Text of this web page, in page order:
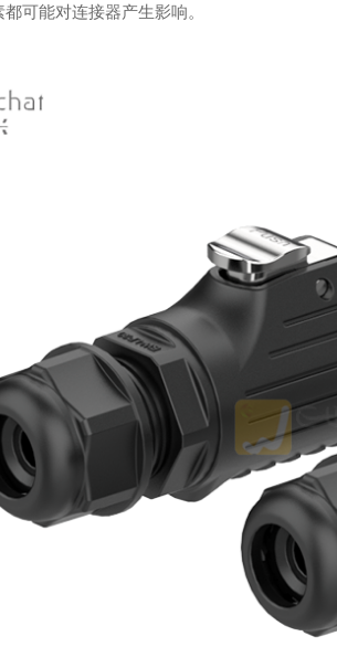
可能对连接器产生影响。